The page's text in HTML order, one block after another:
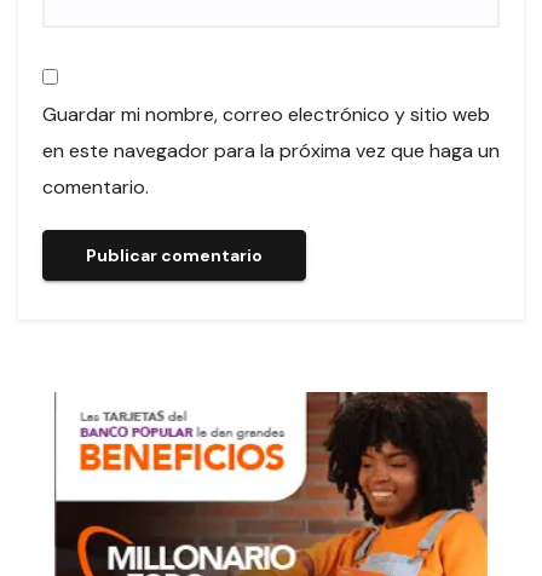
Guardar mi nombre, correo electrónico y sitio web
en este navegador para la próxima vez que haga un
comentario.